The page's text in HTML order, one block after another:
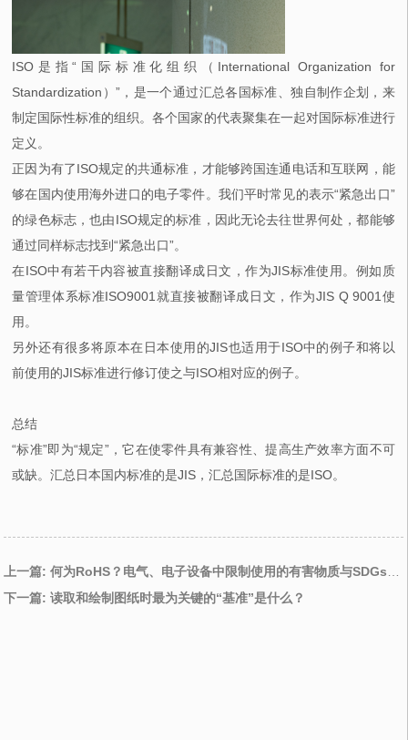
ISO是指“国际标准化组织（International Organization for
Standardization）”，是一个通过汇总各国标准、独自制作企划，来
制定国际性标准的组织。各个国家的代表聚集在一起对国际标准进行
定义。
正因为有了ISO规定的共通标准，才能够跨国连通电话和互联网，能
够在国内使用海外进口的电子零件。我们平时常见的表示“紧急出口”
的绿色标志，也由ISO规定的标准，因此无论去往世界何处，都能够
通过同样标志找到“紧急出口”。
在ISO中有若干内容被直接翻译成日文，作为JIS标准使用。例如质
量管理体系标准ISO9001就直接被翻译成日文，作为JIS Q 9001使
用。
另外还有很多将原本在日本使用的JIS也适用于ISO中的例子和将以
前使用的JIS标准进行修订使之与ISO相对应的例子。
总结
“标准”即为“规定”，它在使零件具有兼容性、提高生产效率方面不可
或缺。汇总日本国内标准的是JIS，汇总国际标准的是ISO。
下一篇: 读取和绘制图纸时最为关键的“基准”是什么？